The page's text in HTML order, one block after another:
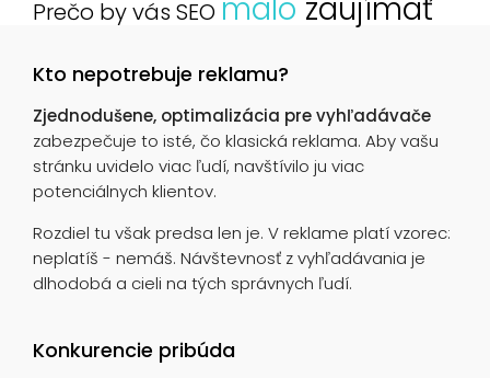
Prečo by vás SEO malo zaujímať
Kto nepotrebuje reklamu?
Zjednodušene, optimalizácia pre vyhľadávače
zabezpečuje to isté, čo klasická reklama. Aby vašu
stránku uvidelo viac ľudí, navštívilo ju viac
potenciálnych klientov.
Rozdiel tu však predsa len je. V reklame platí vzorec:
neplatíš - nemáš. Návštevnosť z vyhľadávania je
dlhodobá a cieli na tých správnych ľudí.
Konkurencie pribúda